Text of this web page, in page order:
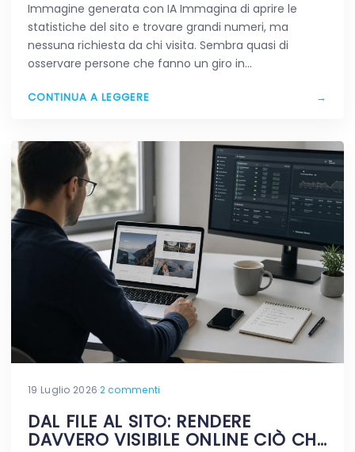
Immagine generata con IA Immagina di aprire le
statistiche del sito e trovare grandi numeri, ma
nessuna richiesta da chi visita. Sembra quasi di
osservare persone che fanno un giro in…
CONTINUA A LEGGERE →
19 Luglio 2026·2 commenti
DAL FILE AL SITO: RENDERE
DAVVERO VISIBILE ONLINE CIÒ CHE